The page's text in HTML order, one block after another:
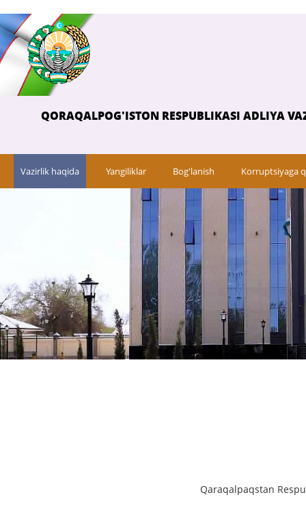
QORAQALPOG'ISTON RESPUBLIKASI ADLIYA
Vazirlik haqida Yangiliklar Bog'lanish Korruptsiyaga
Qaraqalpaqstan